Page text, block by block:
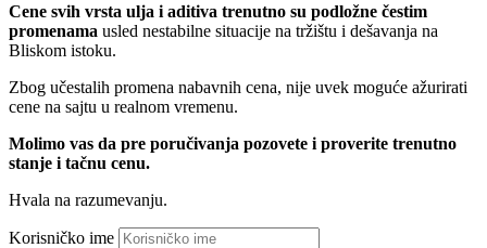
Cene svih vrsta ulja i aditiva trenutno su podložne čestim
promenama usled nestabilne situacije na tržištu i dešavanja na
Bliskom istoku.
Zbog učestalih promena nabavnih cena, nije uvek moguće ažurirati
cene na sajtu u realnom vremenu.
Molimo vas da pre poručivanja pozovete i proverite trenutno
stanje i tačnu cenu.
Hvala na razumevanju.
Korisničko ime